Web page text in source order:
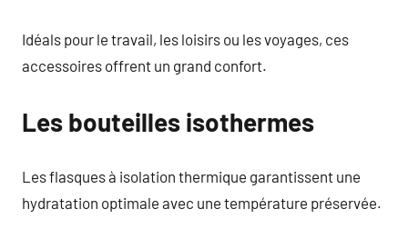
Idéals pour le travail, les loisirs ou les voyages, ces
accessoires offrent un grand confort.
Les bouteilles isothermes
Les flasques à isolation thermique garantissent une
hydratation optimale avec une température préservée.